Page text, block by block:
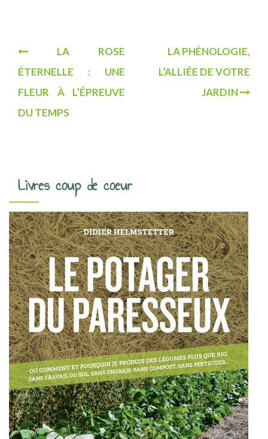
N
i
o
n
d
e
s
a
r
t
i
LA ROSE
ÉTERNELLE : UNE
FLEUR À L’ÉPREUVE
DU TEMPS
LA PHÉNOLOGIE,
L’ALLIÉE DE VOTRE
JARDIN
Livres coup de coeur